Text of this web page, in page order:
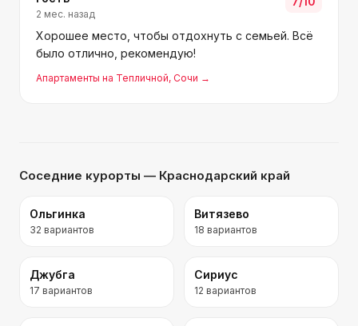
2 мес. назад
Хорошее место, чтобы отдохнуть с семьей. Всё
было отлично, рекомендую!
Апартаменты на Тепличной, Сочи →
Соседние курорты — Краснодарский край
Ольгинка
32 вариантов
Витязево
18 вариантов
Джубга
17 вариантов
Сириус
12 вариантов